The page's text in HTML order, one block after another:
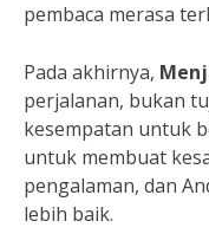
pembaca merasa
Pada akhirnya,
perjalanan, bukan
kesempatan untuk
untuk membuat
pengalaman, dan
lebih baik.